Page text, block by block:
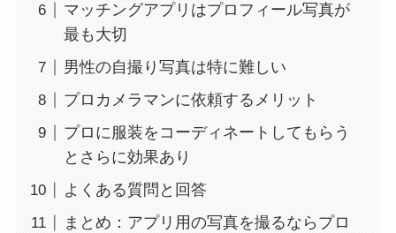
マッチングアプリはプロフィール写真が
最も大切
男性の自撮り写真は特に難しい
プロカメラマンに依頼するメリット
プロに服装をコーディネートしてもらう
とさらに効果あり
よくある質問と回答
まとめ：アプリ用の写真を撮るならプロ